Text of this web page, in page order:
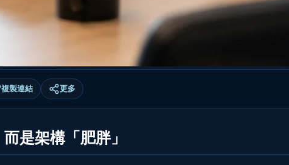
複製連結 更多
是架構「肥胖」